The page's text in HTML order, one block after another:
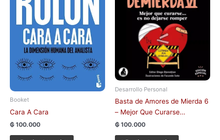
Booket
Cara A Cara
₲ 100.000
Desarrollo Personal
Basta de Amores de Mierda 6
– Mejor Que Curarse…
₲ 100.000